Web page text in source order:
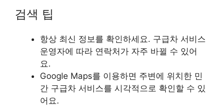
검색 팁
항상 최신 정보를 확인하세요. 구급차 서비스
운영자에 따라 연락처가 자주 바뀔 수 있어
요.
Google Maps를 이용하면 주변에 위치한 민
간 구급차 서비스를 시각적으로 확인할 수 있
어요.